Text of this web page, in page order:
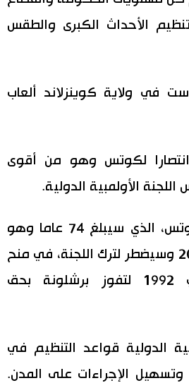
الأحداث الكبرى والطقس
في ولاية كوينزلاند ألعاب
انتصارا لكوتس وهو من أقوى
الأولمبية الدولية.
ولم تنجح محاولة كوتس، الذي سيبلغ 74 عاما وهو
السن الأقصى في 2024 وسيضطر لترك اللجنة، في منح
التنظيم لبرزبين في 1992 لتفوز برشلونة بحق
الدولية قواعد التنظيم في
وتسهيل الإجراءات على المدن.